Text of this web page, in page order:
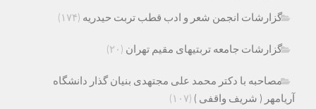
گزارشات انجمن شعر و ادب قطب تربت حیدریه (۱۷۴)
گزارشات جامعه تربتیهای مقیم تهران (۲۰)
مصاحبه با دکتر محمد علی مجتهدی بنیان گذار دانشگاه
آریامهر ( شریف واقفی ) (۱۰۷)